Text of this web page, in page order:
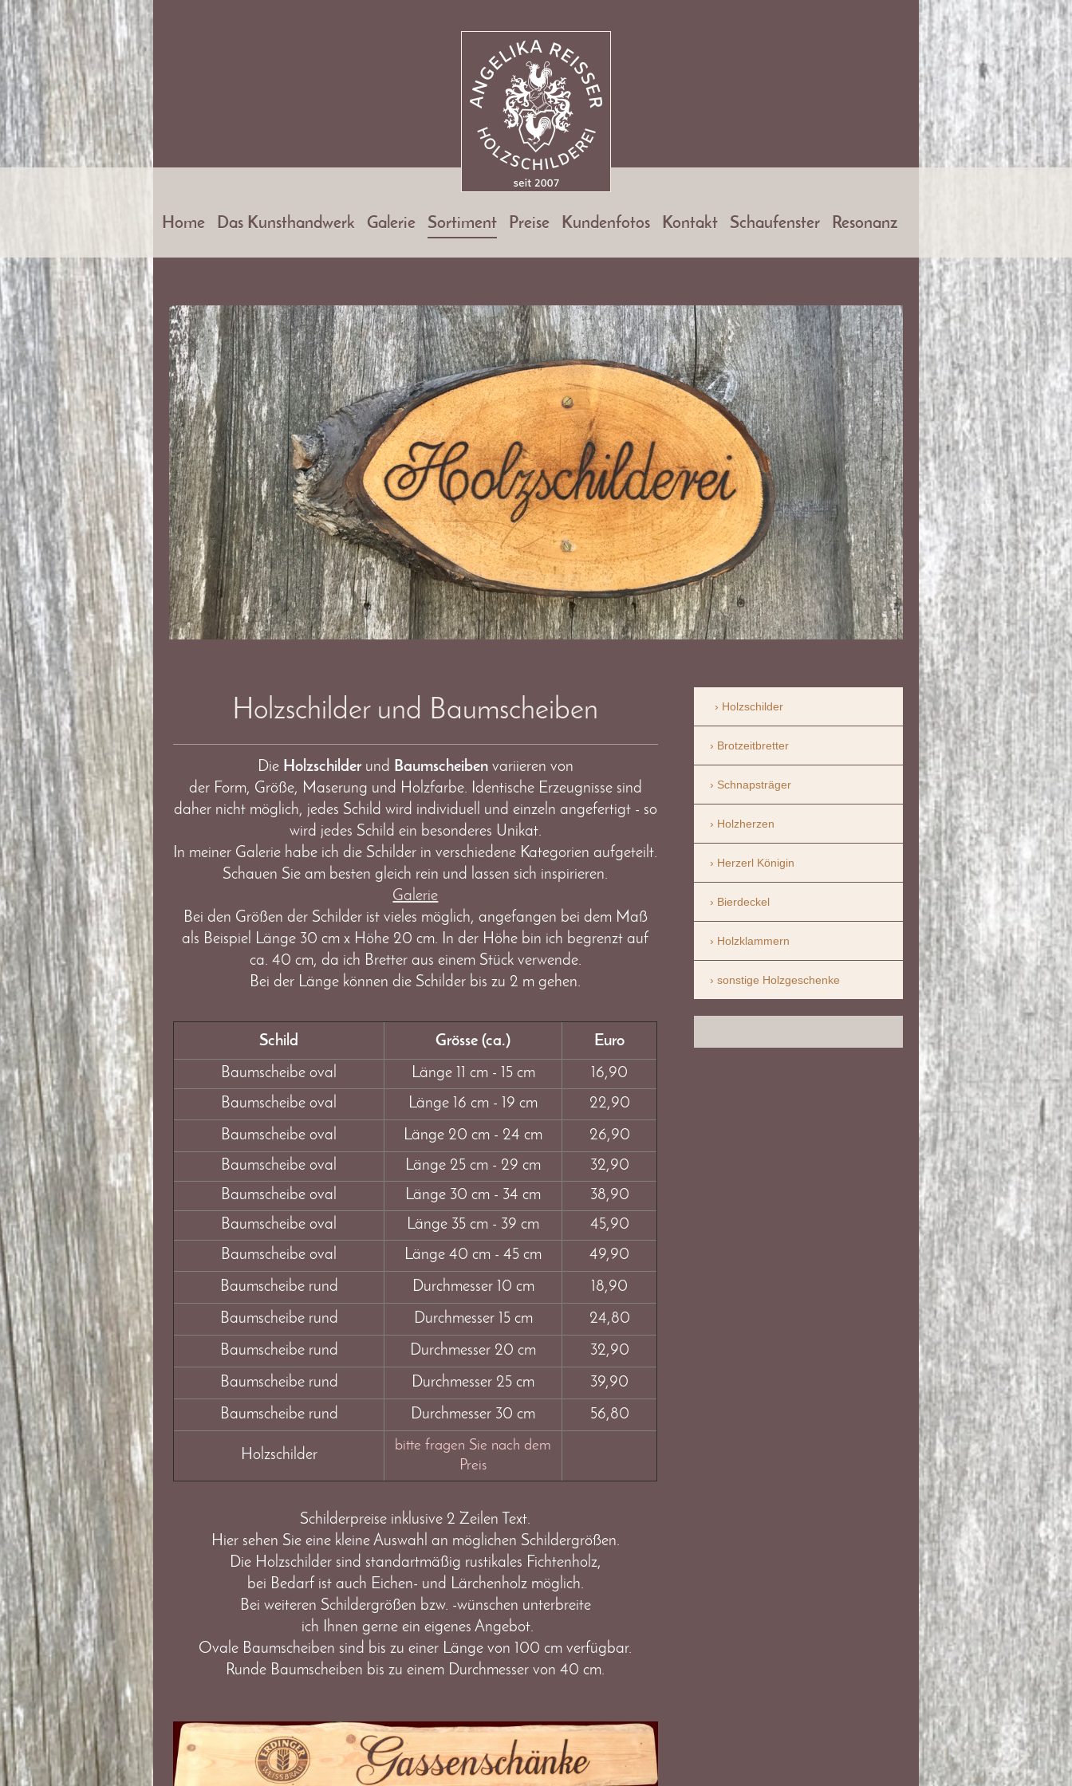
Home Das Kunsthandwerk Galerie Sortiment Preise Kundenfotos Kontakt Schaufenster Resonanz
Holzschilder und Baumscheiben
Die Holzschilderund Baumscheibenvariieren von
der Form, Größe, Maserung und Holzfarbe. Identische Erzeugnisse sind
daher nicht möglich, jedes Schild wird individuell und einzeln angefertigt - so
wird jedes Schild ein besonderes Unikat.
In meiner Galerie habe ich die Schilder in verschiedene Kategorien aufgeteilt.
Schauen Sie am besten gleich rein und lassen sich inspirieren.
Galerie
Bei den Größen der Schilder ist vieles möglich, angefangen bei dem Maß
als Beispiel Länge 30 cm x Höhe 20 cm. In der Höhe bin ich begrenzt auf
ca. 40 cm, da ich Bretter aus einem Stück verwende.
Bei der Länge können die Schilder bis zu 2 m gehen.
Schild Grösse (ca.)
Euro
Baumscheibe oval
Länge 11 cm - 15 cm
16,90
Baumscheibe oval
Länge 16 cm - 19 cm
22,90
Baumscheibe oval
Länge 20 cm - 24 cm
26,90
Baumscheibe oval
Länge 25 cm - 29 cm
32,90
Baumscheibe oval
Länge 30 cm - 34 cm
38,90
Baumscheibe oval
Länge 35 cm - 39 cm
45,90
Baumscheibe oval
Länge 40 cm - 45 cm
49,90
Baumscheibe rund
Durchmesser 10 cm
18,90
Baumscheibe rund
Durchmesser 15 cm
24,80
Baumscheibe rund
Durchmesser 20 cm
32,90
Baumscheibe rund
Durchmesser 25 cm
39,90
Baumscheibe rund
Durchmesser 30 cm 56,80
Holzschilder
bitte fragen Sie nach dem
Preis
Schilderpreise inklusive 2 Zeilen Text.
Hier sehen Sie eine kleine Auswahl an möglichen Schildergrößen.
Die Holzschilder sind standartmäßig rustikales Fichtenholz,
bei Bedarf ist auch Eichen- und Lärchenholz möglich.
Bei weiteren Schildergrößen bzw. -wünschen unterbreite
ich Ihnen gerne ein eigenes Angebot.
Ovale Baumscheiben sind bis zu einer Länge von 100 cm verfügbar.
Runde Baumscheiben bis zu einem Durchmesser von 40 cm.
Holzschilder
Brotzeitbretter
Schnapsträger
Holzherzen
Herzerl Königin
Bierdeckel
Holzklammern
sonstige Holzgeschenke